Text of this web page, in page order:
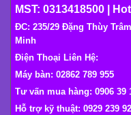
MST: 0313418500 |
ĐC: 235/29 Đặng Thùy
Minh
Điện Thoại Liên Hệ:
Máy bàn: 02862 789 955
Tư vấn mua hàng: 0906 39
Hỗ trợ kỹ thuật: 0929 239